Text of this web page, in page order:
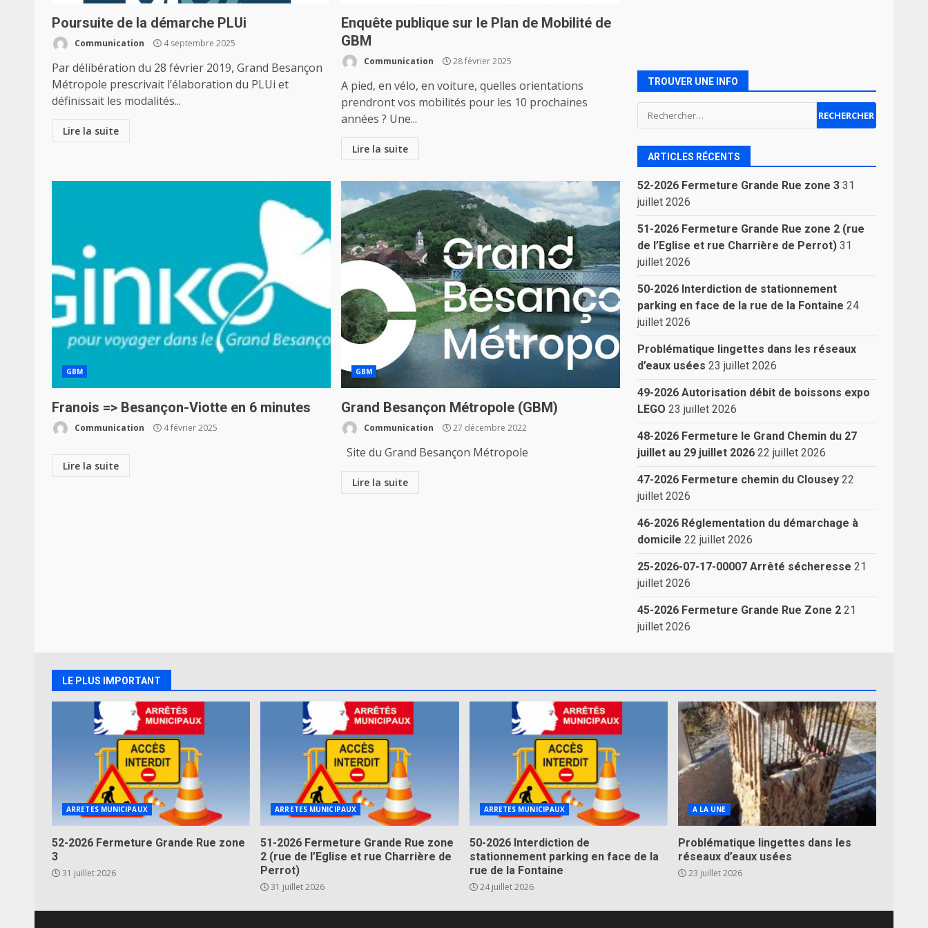
Poursuite de la démarche PLUi
Communication 4 septembre 2025
Par délibération du 28 février 2019, Grand Besançon
Métropole prescrivait l’élaboration du PLUi et
définissait les modalités...
Lire la suite
Enquête publique sur le Plan de Mobilité de
GBM
Communication 28 février 2025
A pied, en vélo, en voiture, quelles orientations
prendront vos mobilités pour les 10 prochaines
années ? Une...
Lire la suite
GBM
Franois => Besançon-Viotte en 6 minutes
Communication 4 février 2025
Lire la suite
GBM
Grand Besançon Métropole (GBM)
Communication 27 décembre 2022
Site du Grand Besançon Métropole
Lire la suite
TROUVER UNE INFO
Rechercher :
ARTICLES RÉCENTS
52-2026 Fermeture Grande Rue zone 3 31
juillet 2026
51-2026 Fermeture Grande Rue zone 2 (rue
de l’Eglise et rue Charrière de Perrot) 31
juillet 2026
50-2026 Interdiction de stationnement
parking en face de la rue de la Fontaine 24
juillet 2026
Problématique lingettes dans les réseaux
d’eaux usées 23 juillet 2026
49-2026 Autorisation débit de boissons expo
LEGO 23 juillet 2026
48-2026 Fermeture le Grand Chemin du 27
juillet au 29 juillet 2026 22 juillet 2026
47-2026 Fermeture chemin du Clousey 22
juillet 2026
46-2026 Réglementation du démarchage à
domicile 22 juillet 2026
25-2026-07-17-00007 Arrêté sécheresse 21
juillet 2026
45-2026 Fermeture Grande Rue Zone 2 21
juillet 2026
LE PLUS IMPORTANT
ARRETES MUNICIPAUX
52-2026 Fermeture Grande Rue zone
3
31 juillet 2026
ARRETES MUNICIPAUX
51-2026 Fermeture Grande Rue zone
2 (rue de l’Eglise et rue Charrière de
Perrot)
31 juillet 2026
ARRETES MUNICIPAUX
50-2026 Interdiction de
stationnement parking en face de la
rue de la Fontaine
24 juillet 2026
A LA UNE
Problématique lingettes dans les
réseaux d’eaux usées
23 juillet 2026